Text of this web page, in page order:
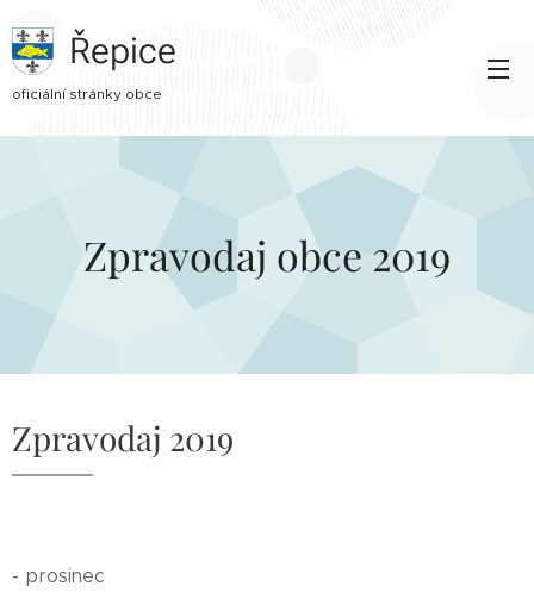
Řepice
oficiální stránky obce
Zpravodaj obce 2019
Zpravodaj 2019
- prosinec